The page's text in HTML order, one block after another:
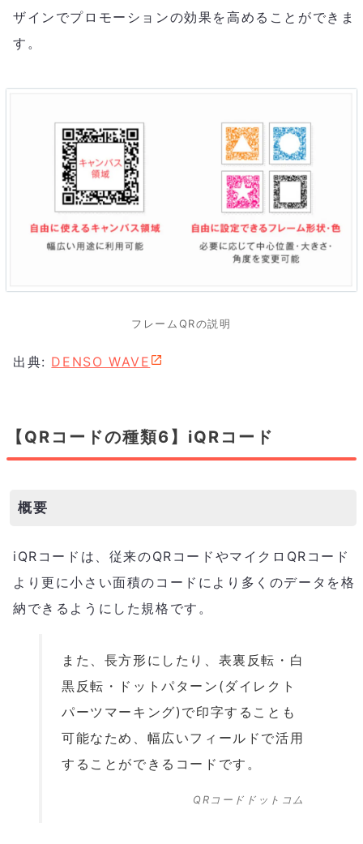
ザインでプロモーションの効果を高めることができま
す。
フレームQRの説明
出典: DENSO WAVE
【QRコードの種類6】iQRコード
概要
iQRコードは、従来のQRコードやマイクロQRコード
より更に小さい面積のコードにより多くのデータを格
納できるようにした規格です。
また、長方形にしたり、表裏反転・白
黒反転・ドットパターン(ダイレクト
パーツマーキング)で印字することも
可能なため、幅広いフィールドで活用
することができるコードです。
QRコードドットコム